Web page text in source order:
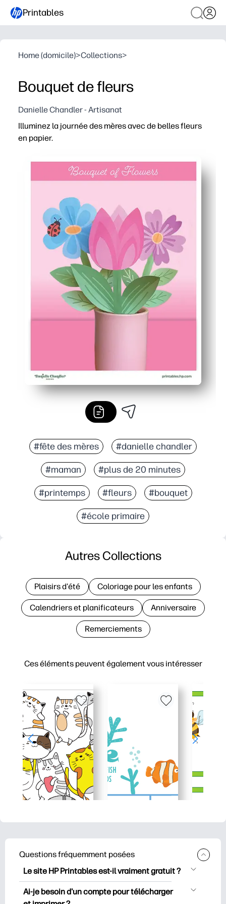
Printables
Home (domicile)>Collections>
Bouquet de fleurs
Danielle Chandler - Artisanat
Illuminez la journée des mères avec de belles fleurs
en papier.
Il vous suffit d'imprimer, de couper et d'assembler en
Vos enfants restent engagés dans la coloration et
Vous obtenez un bouquet durable et sans eau qui
#fête des mères #danielle chandler
#maman #plus de 20 minutes
#printemps #fleurs #bouquet
#école primaire
Ces éléments peuvent également vous intéresser
Autres Collections
Plaisirs d'été Coloriage pour les enfants
Calendriers et planificateurs Anniversaire
Remerciements
Questions fréquemment posées
Le site HP Printables est-il vraiment gratuit ?
HP Printables propose plus de 2500
documents imprimables gratuits à
Ai-je besoin d'un compte pour télécharger